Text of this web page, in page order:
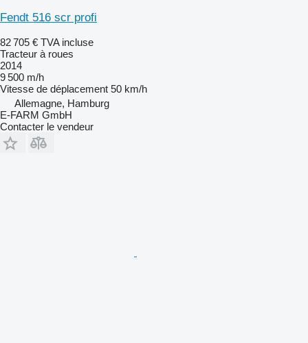
Fendt 516 scr profi
82 705 € TVA incluse
Tracteur à roues
2014
9 500 m/h
Vitesse de déplacement 50 km/h
Allemagne, Hamburg
E-FARM GmbH
Contacter le vendeur